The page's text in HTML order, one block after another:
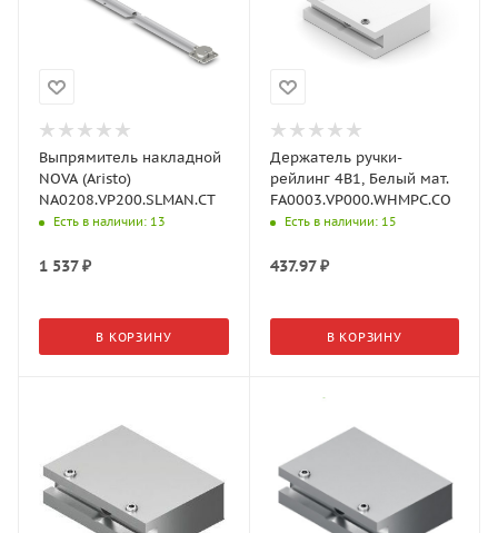
Выпрямитель накладной
NOVA (Aristo)
NA0208.VP200.SLMAN.CT
Есть в наличии: 13
1 537₽
В КОРЗИНУ
Держатель ручки-
рейлинг 4В1, Белый мат.
FA0003.VP000.WHMPC.CO
Есть в наличии: 15
437.97₽
В КОРЗИНУ